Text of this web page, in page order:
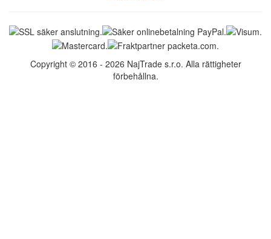
Copyright © 2016 - 2026 NajTrade s.r.o. Alla rättigheter
förbehållna.